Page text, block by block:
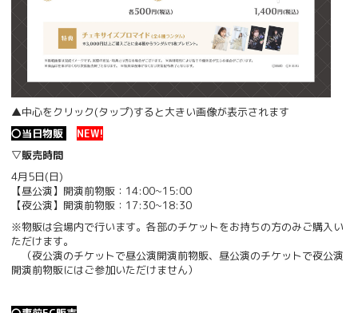
▲中心をクリック(タップ)すると大きい画像が表示されます
〇当日物販
NEW!
▽販売時間
4月5日(日)
【昼公演】開演前物販：14:00~15:00
【夜公演】開演前物販：17:30~18:30
※物販は会場内で行います。各部のチケットをお持ちの方のみご購入い
ただけます。
（夜公演のチケットで昼公演開演前物販、昼公演のチケットで夜公演
開演前物販にはご参加いただけません）